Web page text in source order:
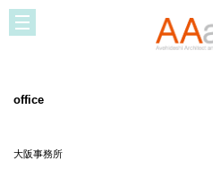
office
大阪事務所